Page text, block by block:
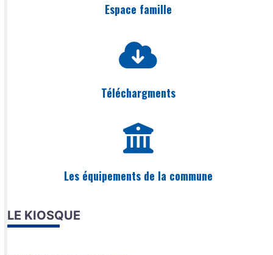
Espace famille
Téléchargments
Les équipements de la commune
LE KIOSQUE